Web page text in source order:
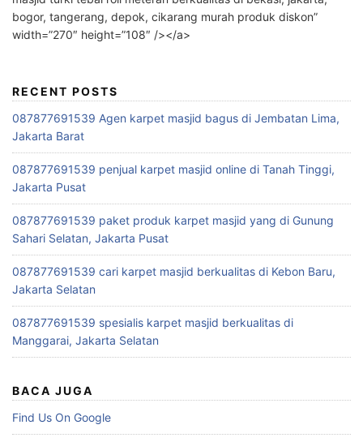
bogor, tangerang, depok, cikarang murah produk diskon”
width=”270″ height=”108″ /></a>
RECENT POSTS
087877691539 Agen karpet masjid bagus di Jembatan Lima,
Jakarta Barat
087877691539 penjual karpet masjid online di Tanah Tinggi,
Jakarta Pusat
087877691539 paket produk karpet masjid yang di Gunung
Sahari Selatan, Jakarta Pusat
087877691539 cari karpet masjid berkualitas di Kebon Baru,
Jakarta Selatan
087877691539 spesialis karpet masjid berkualitas di
Manggarai, Jakarta Selatan
BACA JUGA
Find Us On Google